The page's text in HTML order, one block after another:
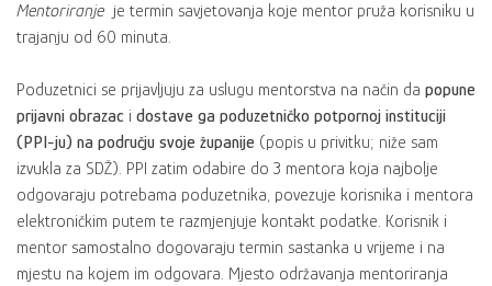
Mentoriranje je termin savjetovanja koje mentor pruža korisniku u
trajanju od 60 minuta.
Poduzetnici se prijavljuju za uslugu mentorstva na način da popune
prijavni obrazac i dostave ga poduzetničko potpornoj instituciji
(PPI-ju) na području svoje županije (popis u privitku; niže sam
izvukla za SDŽ). PPI zatim odabire do 3 mentora koja najbolje
odgovaraju potrebama poduzetnika, povezuje korisnika i mentora
elektroničkim putem te razmjenjuje kontakt podatke. Korisnik i
mentor samostalno dogovaraju termin sastanka u vrijeme i na
mjestu na kojem im odgovara. Mjesto održavanja mentoriranja